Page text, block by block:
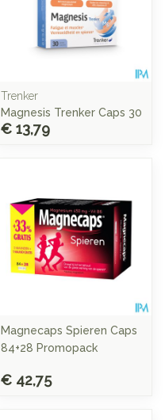
Trenker
Magnesis Trenker Caps 30
€ 13,79
Magnecaps Spieren Caps
84+28 Promopack
€ 42,75